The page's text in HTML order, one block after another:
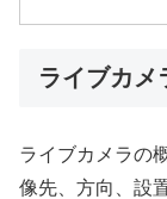
ライブカメ
ライブカメラの
像先、方向、設